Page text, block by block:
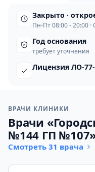
Закрыто ·
Пн-Пт 08:00 - 20:00 ·
Год основания
требует уточнения
Лицензия ЛО-77-
ВРАЧИ КЛИНИКИ
Врачи
№144 ГП
Смотреть 31 врача